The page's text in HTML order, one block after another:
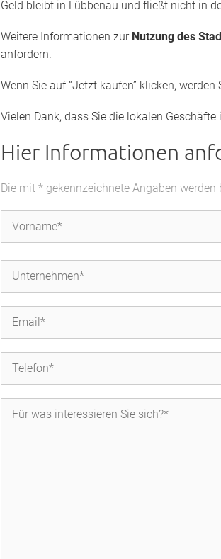
Geld bleibt in Lübbenau und fließt nicht in
Weitere Informationen zur Nutzung des
anfordern.
Wenn Sie auf “Jetzt kaufen” klicken,
Vielen Dank, dass Sie die lokalen
Hier Informationen
Die mit * gekennzeichnete Angaben